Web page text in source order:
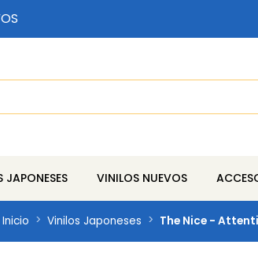
JAPONESES VINILOS NUEVOS
Inicio Vinilos Japoneses The Nice -